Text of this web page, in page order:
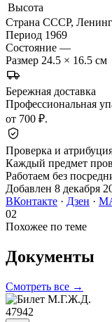
Высота
Страна СССР,
Период 1969
Состояние —
Размер 24.5 × 16.5 см
Бережная доставка
Профессиональная
от 700 ₽.
Проверка и
Каждый предмет
Работаем без
Добавлен 8 декабря
ВКонтакте · Дзен ·
02
Похожее по теме
Документы
Смотреть все →
47942